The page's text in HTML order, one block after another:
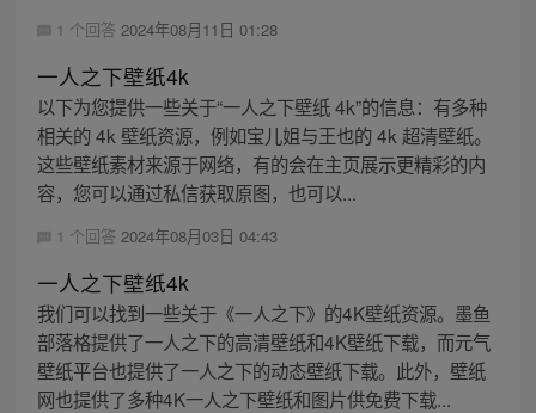
1 个回答 2024年08月11日 01:28
一人之下壁纸4k
以下为您提供一些关于“一人之下壁纸 4k”的信息：有多种
相关的 4k 壁纸资源，例如宝儿姐与王也的 4k 超清壁纸。
这些壁纸素材来源于网络，有的会在主页展示更精彩的内
容，您可以通过私信获取原图，也可以...
1 个回答 2024年08月03日 04:43
一人之下壁纸4k
我们可以找到一些关于《一人之下》的4K壁纸资源。墨鱼
部落格提供了一人之下的高清壁纸和4K壁纸下载，而元气
壁纸平台也提供了一人之下的动态壁纸下载。此外，壁纸
网也提供了多种4K一人之下壁纸和图片供免费下载...